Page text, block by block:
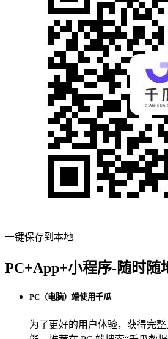
一键保存到本地
PC+App+小程序-随时随
PC（电脑）端使用千瓜
为了更好的用户体验，获得完